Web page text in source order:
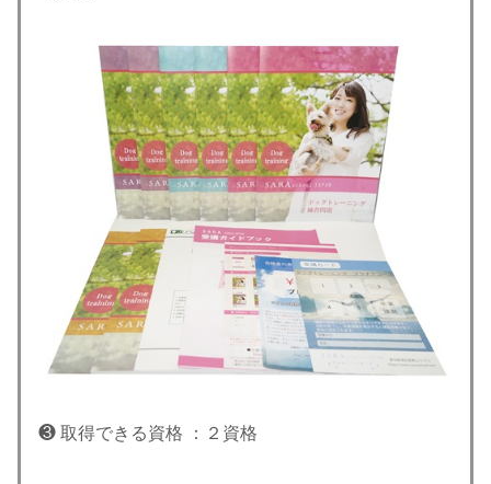
❸ 取得できる資格 ：２資格